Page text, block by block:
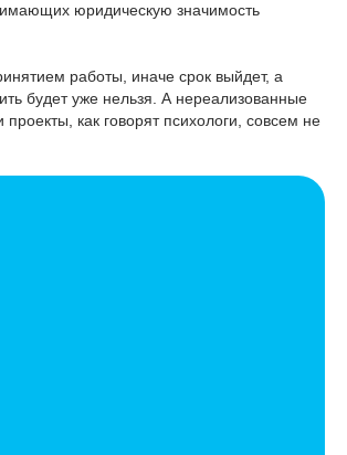
юридическую значимость
работы, иначе срок выйдет, а
будет уже нельзя. А нереализованные
как говорят психологи, совсем не